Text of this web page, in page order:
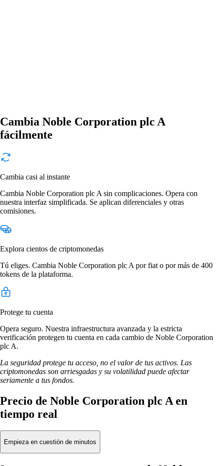
Cambia Noble Corporation plc A
fácilmente
Cambia casi al instante
Cambia Noble Corporation plc A sin complicaciones. Opera con
nuestra interfaz simplificada. Se aplican diferenciales y otras
comisiones.
Explora cientos de criptomonedas
Tú eliges. Cambia Noble Corporation plc A por fiat o por más de 400
tokens de la plataforma.
Protege tu cuenta
Opera seguro. Nuestra infraestructura avanzada y la estricta
verificación protegen tu cuenta en cada cambio de Noble Corporation
plc A.
La seguridad protege tu acceso, no el valor de tus activos. Las
criptomonedas son arriesgadas y su volatilidad puede afectar
seriamente a tus fondos.
Precio de Noble Corporation plc A en
tiempo real
Empieza en cuestión de minutos